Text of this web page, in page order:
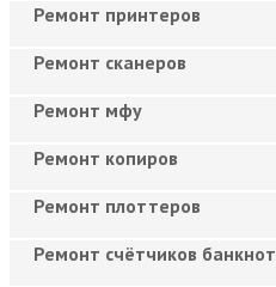
Ремонт принтеров
Ремонт сканеров
Ремонт мфу
Ремонт копиров
Ремонт плоттеров
Ремонт счётчиков банкнот